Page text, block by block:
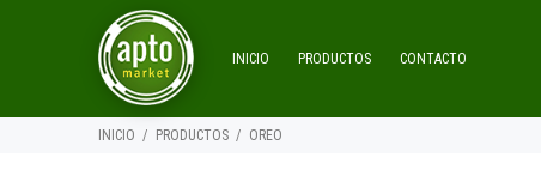
INICIO PRODUCTOS CONTACTO
INICIO PRODUCTOS OREO